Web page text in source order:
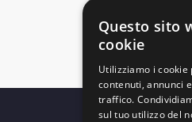
Questo sito
cookie
Utilizziamo i
contenuti, annunci
traffico.
sul tuo utilizzo del